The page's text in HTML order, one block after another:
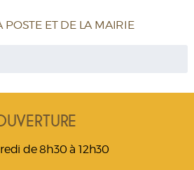
POSTE ET DE LA MAIRIE
de 8h30 à 12h30